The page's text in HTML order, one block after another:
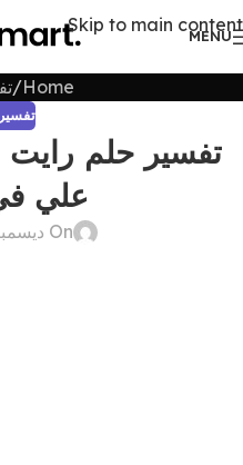
Skip to main content
MENU
Home
تفسير حلم رايت
علي
On ديسمبر 22, 2024